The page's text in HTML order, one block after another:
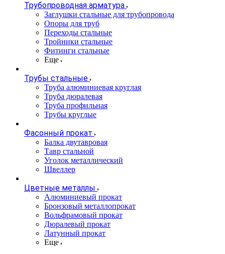
Трубопроводная арматура
Заглушки стальные для трубопровода
Опоры для труб
Переходы стальные
Тройники стальные
Фитинги стальные
Еще
Трубы стальные
Труба алюминиевая круглая
Труба дюралевая
Труба профильная
Трубы круглые
Фасонный прокат
Балка двутавровая
Тавр стальной
Уголок металлический
Швеллер
Цветные металлы
Алюминиевый прокат
Бронзовый металлопрокат
Вольфрамовый прокат
Дюралевый прокат
Латунный прокат
Еще